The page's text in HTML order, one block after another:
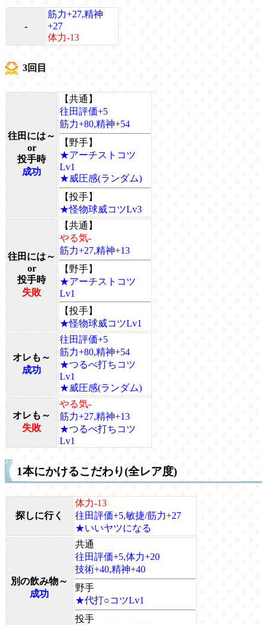
-
筋力+27,精神
+27
体力-13
3回目
往田には～
or
投手時
成功
【共通】
往田評価+5
筋力+80,精神+54
【野手】
★アーチストコツ
Lv1
★威圧感(ランダム)
【投手】
★怪物球威コツLv3
往田には～
or
投手時
失敗
【共通】
やる気-
筋力+27,精神+13
【野手】
★アーチストコツ
Lv1
【投手】
★怪物球威コツLv1
オレも～
成功
往田評価+5
筋力+80,精神+54
★つるべ打ちコツ
Lv1
★威圧感(ランダム)
オレも～
失敗
やる気-
筋力+27,精神+13
★つるべ打ちコツ
Lv1
1本にかけるこだわり(全レア度)
探しに行く
体力-13
往田評価+5,敏捷/筋力+27
★いいヤツになる
別の飲み物～
成功
共通
往田評価+5,体力+20
技術+40,精神+40
野手
★代打○コツLv1
投手